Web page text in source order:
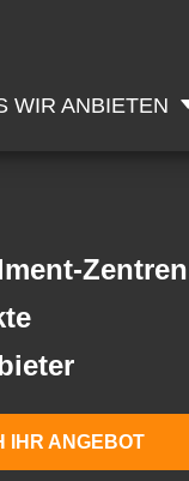
WIR ANBIETEN
Zentren
IHR ANGEBOT